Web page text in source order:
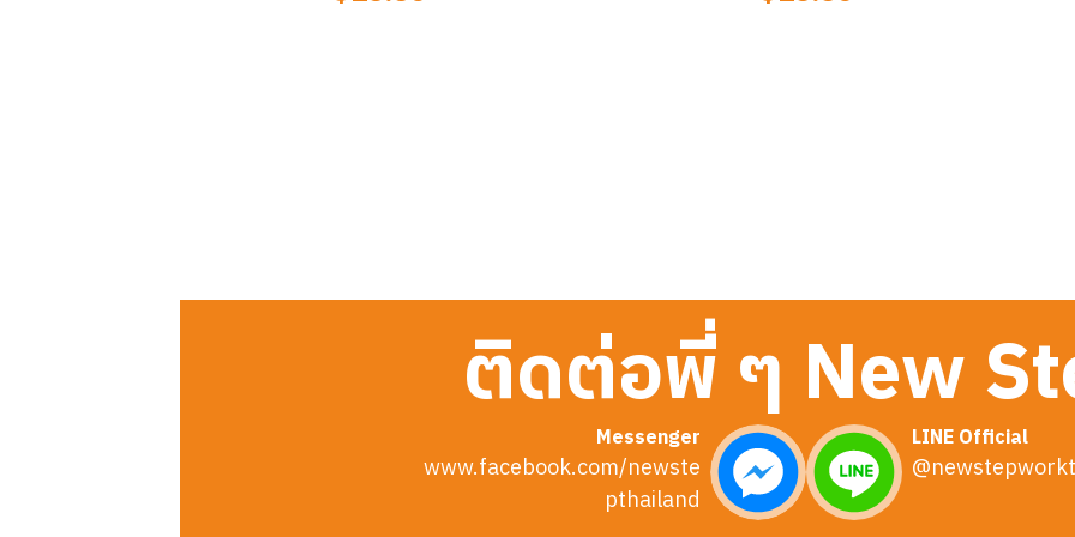
ติดต่อพี่ ๆ New
Messenger
www.facebook.com/newste
pthailand
LINE Official